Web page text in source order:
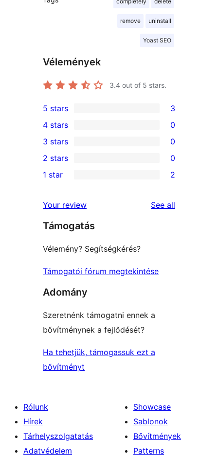
remove uninstall
Yoast SEO
Vélemények
3.4 out of 5 stars.
3
5-
star
reviews
5 stars 3
4-
star
reviews
4 stars 0
0
3-
star
3 stars 0
2-
reviews
2 stars 0
star
reviews
1 star 2
Your review See all
Támogatás
Vélemény? Segítségkérés?
Támogatói fórum megtekintése
Adomány
Szeretnénk támogatni ennek a
bővítménynek a fejlődését?
Ha tehetjük, támogassuk ezt a
bővítményt
Rólunk
Hírek
Tárhelyszolgatatás
Adatvédelem
Showcase
Sablonok
Bővítmények
Patterns